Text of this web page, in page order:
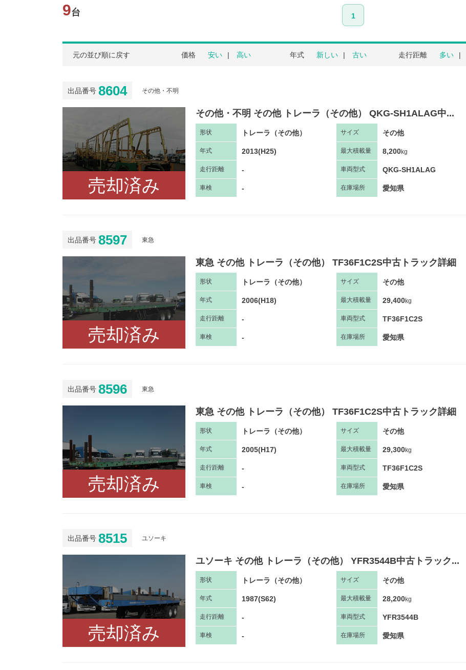
9台 1
元の並び順に戻す 価格 安い 高い 年式 新しい 古い 走行距離 多い
出品番号 8604 その他・不明
売却済み
その他・不明 その他 トレーラ（その他） QKG-SH1ALAG中...
形状 トレーラ（その他） サイズ その他
年式 2013(H25) 最大積載量 8,200kg
走行距離 - 車両型式 QKG-SH1ALAG
車検 - 在庫場所 愛知県
出品番号 8597 東急
売却済み
東急 その他 トレーラ（その他） TF36F1C2S中古トラック詳細
形状 トレーラ（その他） サイズ その他
年式 2006(H18) 最大積載量 29,400kg
走行距離 - 車両型式 TF36F1C2S
車検 - 在庫場所 愛知県
出品番号 8596 東急
売却済み
東急 その他 トレーラ（その他） TF36F1C2S中古トラック詳細
形状 トレーラ（その他） サイズ その他
年式 2005(H17) 最大積載量 29,300kg
走行距離 - 車両型式 TF36F1C2S
車検 - 在庫場所 愛知県
出品番号 8515 ユソーキ
売却済み
ユソーキ その他 トレーラ（その他） YFR3544B中古トラック...
形状 トレーラ（その他） サイズ その他
年式 1987(S62) 最大積載量 28,200kg
走行距離 - 車両型式 YFR3544B
車検 - 在庫場所 愛知県